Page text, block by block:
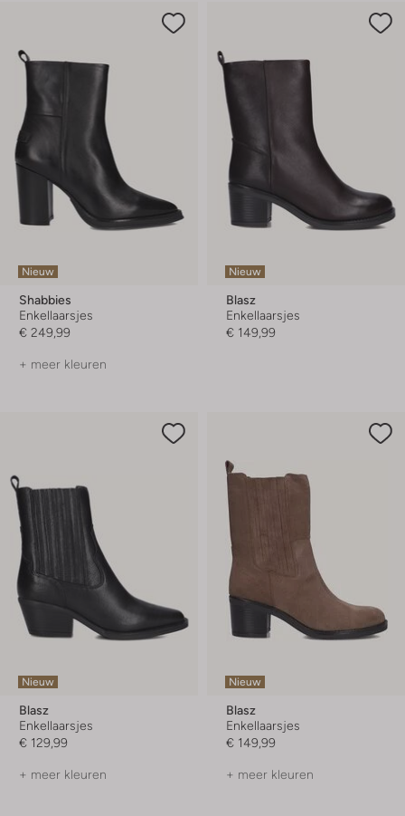
Nieuw
Shabbies
Enkellaarsjes
€ 249,99
+ meer kleuren
Nieuw
Blasz
Enkellaarsjes
€ 149,99
Nieuw
Blasz
Enkellaarsjes
€ 129,99
+ meer kleuren
Nieuw
Blasz
Enkellaarsjes
€ 149,99
+ meer kleuren